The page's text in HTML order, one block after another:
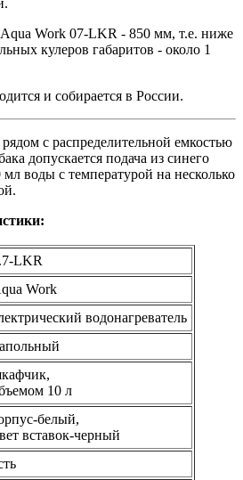
Work 07-LKR - 850 мм, т.е. ниже
кулеров габаритов - около 1
и собирается в России.
с распределительной емкостью
допускается подача из синего
воды с температурой на несколько
LKR
Work
водонагреватель
10 л
белый,
вставок-черный